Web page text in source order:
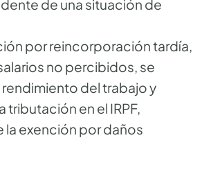
de una situación de
por reincorporación tardía,
no percibidos, se
del trabajo y
tributación en el IRPF,
la exención por daños